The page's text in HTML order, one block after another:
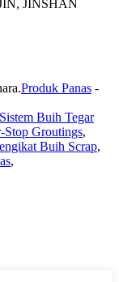
JINSHAN
Produk Panas -
Sistem Buih Tegar
Stop Groutings,
Buih Scrap,
,